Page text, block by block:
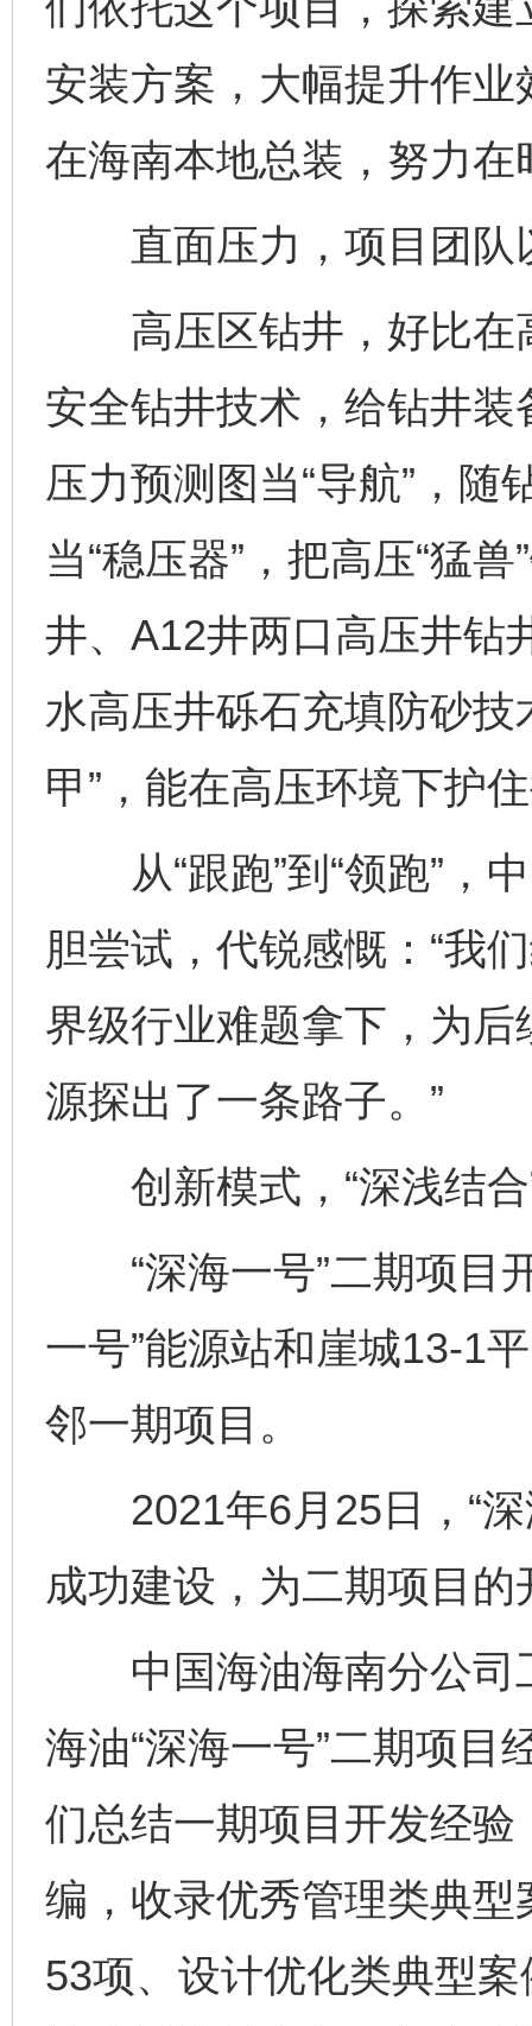
安装方案，大幅提升作
在海南本地总装，努力在
直面压力，项目团队
高压区钻井，好比在
安全钻井技术，给钻井
压力预测图当“导航”，随
当“稳压器”，把高压“猛
井、A12井两口高压井钻
水高压井砾石充填防砂技
甲”，能在高压环境下护
从“跟跑”到“领跑”，
胆尝试，代锐感慨：“我
界级行业难题拿下，为
源探出了一条路子。”
创新模式，“深浅结合
“深海一号”二期项目
一号”能源站和崖城13-1
邻一期项目。
2021年6月25日，“深
成功建设，为二期项目
中国海油海南分公司
海油“深海一号”二期项目
们总结一期项目开发经
编，收录优秀管理类典
53项、设计优化类典型